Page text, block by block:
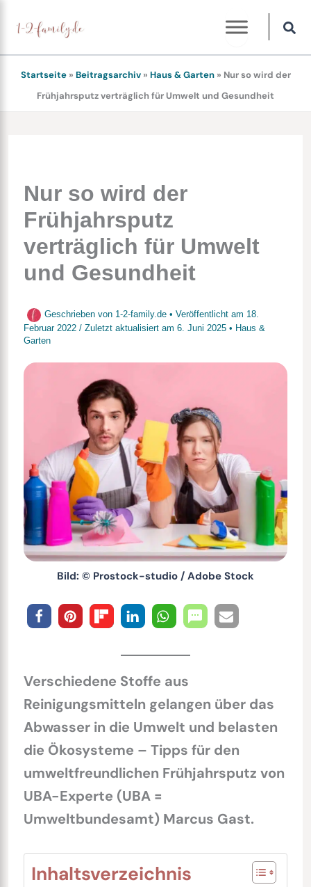
Inhalt
springen
Startseite» Beitragsarchiv» Haus & Garten» Nur so wird der
Frühjahrsputz verträglich für Umwelt und Gesundheit
Nur so wird der
Frühjahrsputz
verträglich für Umwelt
und Gesundheit
Geschrieben von 1-2-family.de • Veröffentlicht am 18.
Februar 2022 / Zuletzt aktualisiert am 6. Juni 2025• Haus &
Garten
Bild: © Prostock-studio / Adobe Stock
Verschiedene Stoffe aus
Reinigungsmitteln gelangen über das
Abwasser in die Umwelt und belasten
die Ökosysteme – Tipps für den
umweltfreundlichen Frühjahrsputz von
UBA-Experte (UBA =
Umweltbundesamt) Marcus Gast.
Inhaltsverzeichnis